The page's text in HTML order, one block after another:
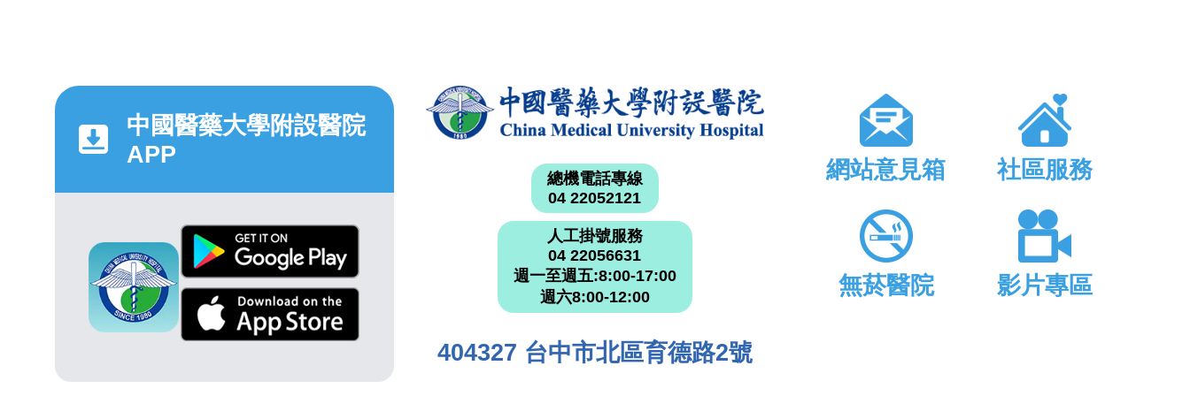
中國醫藥大學附設醫院
APP
總機電話專線
04 22052121
人工掛號服務
04 22056631
週一至週五:8:00-17:00
週六8:00-12:00
404327 台中市北區育德路2號
網站意見箱 社區服務
無菸醫院 影片專區